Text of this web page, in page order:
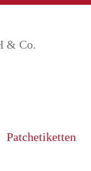
Patchetiketten